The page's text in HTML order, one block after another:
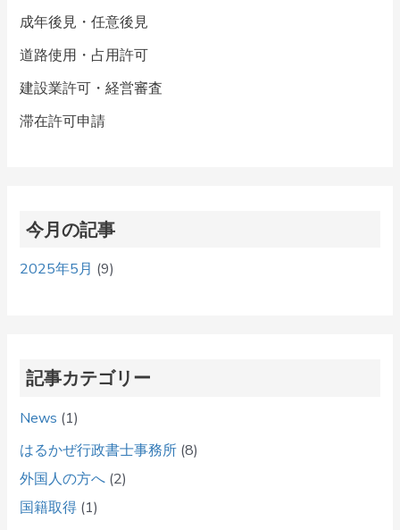
成年後見・任意後見
道路使用・占用許可
建設業許可・経営審査
滞在許可申請
今月の記事
2025年5月 (9)
記事カテゴリー
News (1)
はるかぜ行政書士事務所(8)
外国人の方へ(2)
国籍取得(1)